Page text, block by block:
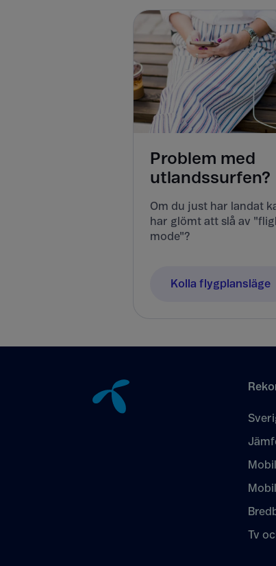
Problem med
utlandssurfen?
Om du just har landat
har glömt att slå av
mode"?
Kolla flygplansläge
Tv